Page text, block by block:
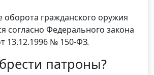
оборота гражданского оружия
согласно Федерального закона
13.12.1996 № 150-ФЗ.
патроны?